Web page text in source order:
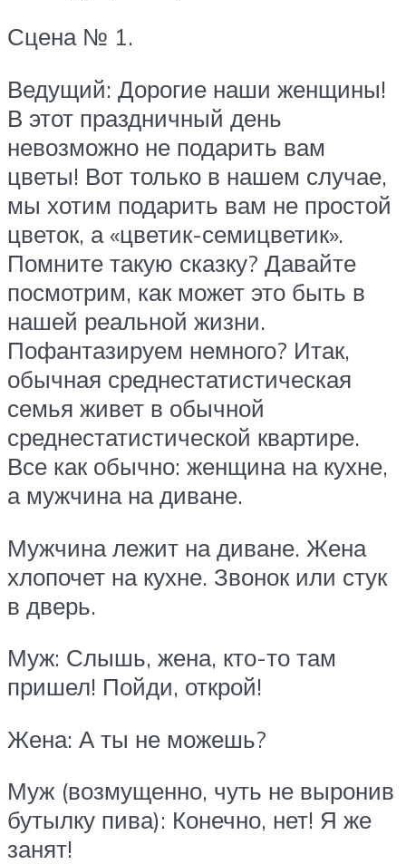
Сцена № 1.
Ведущий: Дорогие наши женщины!
В этот праздничный день
невозможно не подарить вам
цветы! Вот только в нашем случае,
мы хотим подарить вам не простой
цветок, а «цветик-семицветик».
Помните такую сказку? Давайте
посмотрим, как может это быть в
нашей реальной жизни.
Пофантазируем немного? Итак,
обычная среднестатистическая
семья живет в обычной
среднестатистической квартире.
Все как обычно: женщина на кухне,
а мужчина на диване.
Мужчина лежит на диване. Жена
хлопочет на кухне. Звонок или стук
в дверь.
Муж: Слышь, жена, кто-то там
пришел! Пойди, открой!
Жена: А ты не можешь?
Муж (возмущенно, чуть не выронив
бутылку пива): Конечно, нет! Я же
занят!